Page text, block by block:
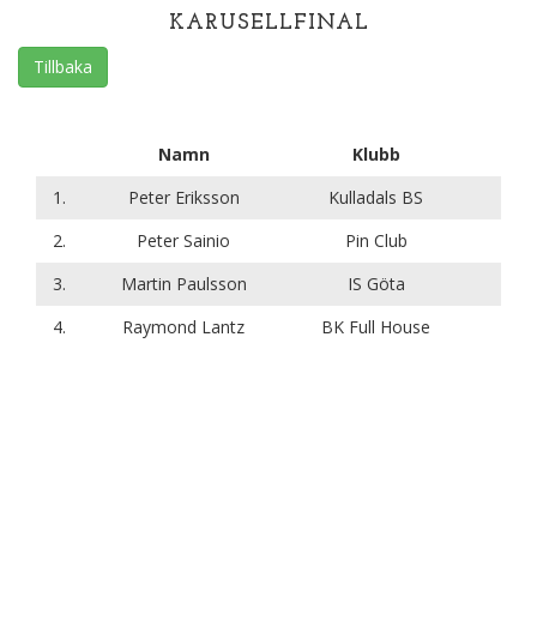
KARUSELLFINAL
Tillbaka
Namn
Klubb
1.
Peter Eriksson
Kulladals BS
2.
Peter Sainio
Pin Club
3.
Martin Paulsson
IS Göta
4.
Raymond Lantz BK Full House